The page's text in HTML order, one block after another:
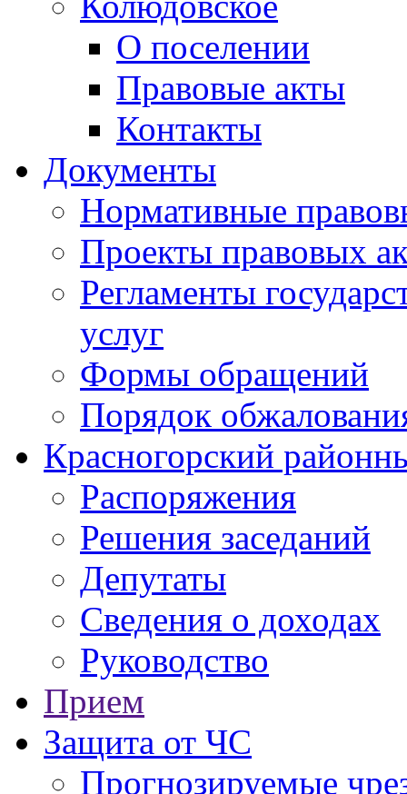
О поселении
Правовые акты
Контакты
Документы
Нормативные
Проекты правовых
Регламенты
услуг
Формы обращений
Порядок
Красногорский
Распоряжения
Решения заседаний
Депутаты
Сведения о доходах
Руководство
Прием
Защита от ЧС
Прогнозируемые